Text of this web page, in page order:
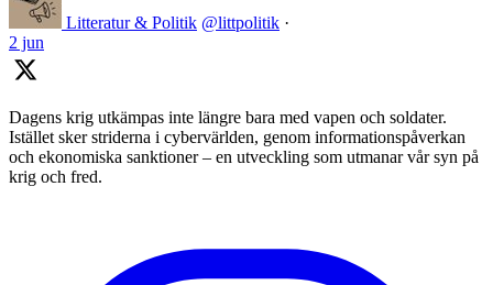
Litteratur & Politik @littpolitik ·
2 jun
Dagens krig utkämpas inte längre bara med vapen och soldater.
Istället sker striderna i cybervärlden, genom informationspåverkan
och ekonomiska sanktioner – en utveckling som utmanar vår syn på
krig och fred.